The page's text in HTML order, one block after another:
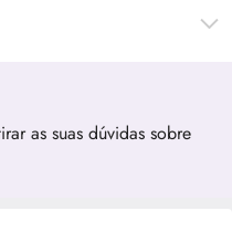
as suas dúvidas sobre